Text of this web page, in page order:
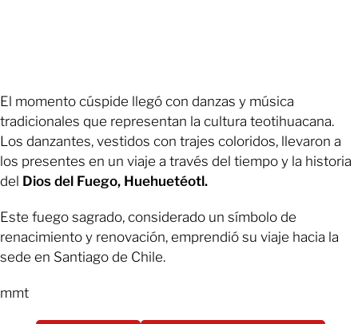
El momento cúspide llegó con danzas y música
tradicionales que representan la cultura teotihuacana.
Los danzantes, vestidos con trajes coloridos, llevaron a
los presentes en un viaje a través del tiempo y la historia
del Dios del Fuego, Huehuetéotl.
Este fuego sagrado, considerado un símbolo de
renacimiento y renovación, emprendió su viaje hacia la
sede en Santiago de Chile.
mmt